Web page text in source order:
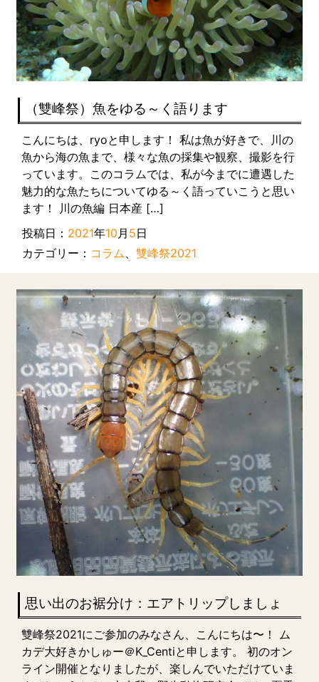
（雙峰祭）魚をゆる～く語ります
こんにちは、ryoと申します！ 私は魚が好きで、川の
魚から海の魚まで、様々な魚の採集や観察、撮影を行
っています。このコラムでは、私が今までに遭遇した
魅力的な魚たちについてゆる～く語っていこうと思い
ます！ 川の魚編 日本産 […]
投稿日： 2021年10 月 5日
カテゴリー： コラム 雙峰祭2021
思い出のお裾分け：エアトリップしましょ
雙峰祭2021にご参加のみなさん、こんにちは〜！ ム
カデ大好きかしゅー＠K_Centiと申します。 初のオン
ライン開催となりましたが、楽しんでいただけていま